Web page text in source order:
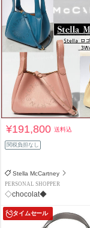
¥191,800送料込
関税負担なし
Stella McCartney
PERSONAL SHOPPER
◇chocolat◆
タイムセール